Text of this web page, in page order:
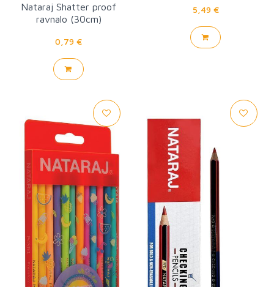
Nataraj Shatter proof
ravnalo (30cm)
0,79 €
5,49 €